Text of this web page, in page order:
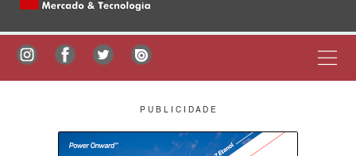
P U B L I C I D A D E